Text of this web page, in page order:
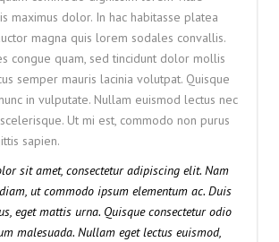
maximus dolor. In hac habitasse platea
magna quis lorem sodales convallis.
congue quam, sed tincidunt dolor mollis
semper mauris lacinia volutpat. Quisque
in vulputate. Nullam euismod lectus nec
Ut mi est, commodo non purus
sapien.
sit amet, consectetur adipiscing elit. Nam
ut commodo ipsum elementum ac. Duis
eget mattis urna. Quisque consectetur odio
malesuada. Nullam eget lectus euismod,